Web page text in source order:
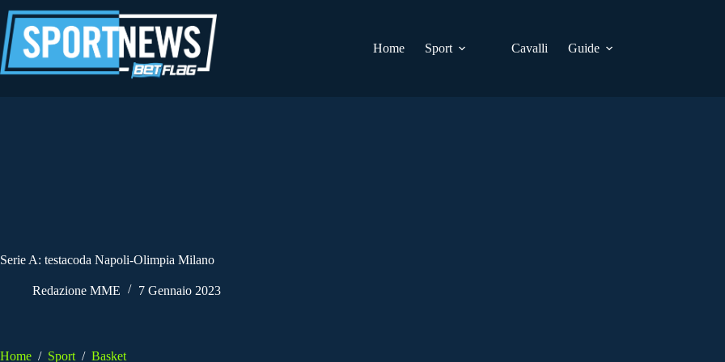
al
contenuto
Home
Sport Cavalli Guide
Serie A: testacoda Napoli-Olimpia Milano
Redazione MME 7 Gennaio 2023
Home / Sport / Basket